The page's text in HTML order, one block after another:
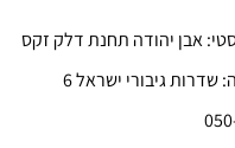
אבן יהודה תחנת דלק זקס
שדרות גיבורי ישראל 6